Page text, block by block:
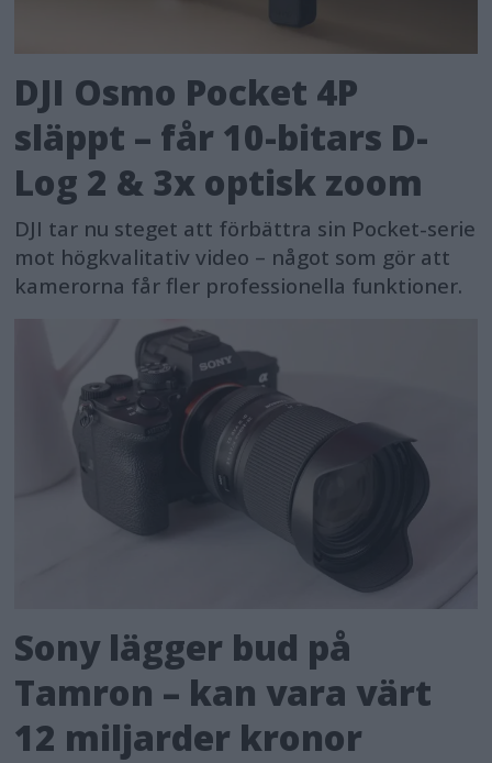
DJI Osmo Pocket 4P
släppt – får 10-bitars D-
Log 2 & 3x optisk zoom
DJI tar nu steget att förbättra sin Pocket-serie
mot högkvalitativ video – något som gör att
kamerorna får fler professionella funktioner.
Sony lägger bud på
Tamron – kan vara värt
12 miljarder kronor